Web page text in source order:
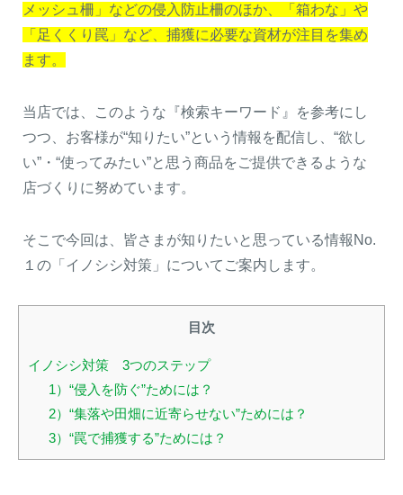
メッシュ柵」などの侵入防止柵のほか、「箱わな」や
「足くくり罠」など、捕獲に必要な資材が注目を集め
ます。
当店では、このような『検索キーワード』を参考にし
つつ、お客様が“知りたい”という情報を配信し、“欲し
い”・“使ってみたい”と思う商品をご提供できるような
店づくりに努めています。
そこで今回は、皆さまが知りたいと思っている情報No.
１の「イノシシ対策」についてご案内します。
目次
イノシシ対策 3つのステップ
1）“侵入を防ぐ”ためには？
2）“集落や田畑に近寄らせない”ためには？
3）“罠で捕獲する”ためには？